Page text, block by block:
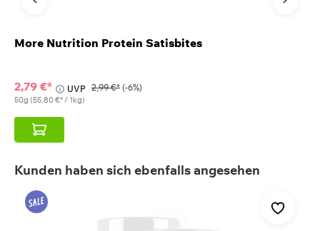
More Nutrition Protein Satisbites
2,79 €* UVP 2,99 €* (-6%)
50g (55,80 €* / 1kg)
Produktgalerie überspringen
Kunden haben sich ebenfalls angesehen